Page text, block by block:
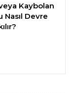
Kaybolan
Nasıl Devre